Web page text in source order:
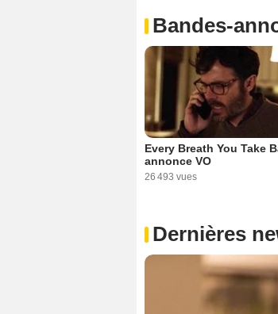
Bandes-
Every Breath You Take
annonce VO
26 493 vues
Dernières